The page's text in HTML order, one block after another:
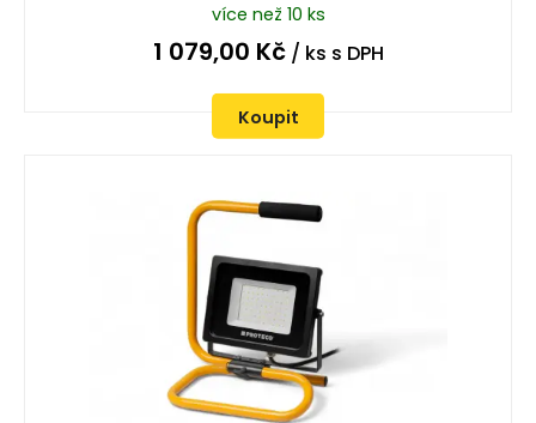
více než 10 ks
1 079,00 Kč/ ks s DPH
Koupit